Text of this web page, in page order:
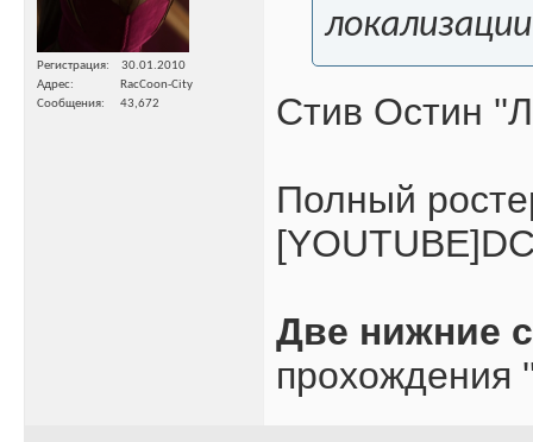
Регистрация
30.01.2010
Адрес
RacCoon-City
Сообщения
43,672 Стив Остин
Полный
Две нижние
прохождения